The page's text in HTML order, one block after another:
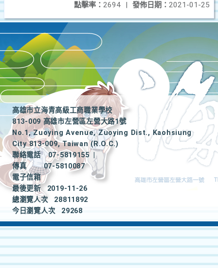
發佈日期： 2021-01-25
點擊率： 2694 |
高雄市立海青高級工商職業學校
813-009 高雄市左營區左營大路1號
No.1, Zuoying Avenue, Zuoying Dist., Kaohsiung
City 813-009, Taiwan (R.O.C.)
聯絡電話
07-5819155
|
傳真
07-5810087
電子信箱
最後更新
2019-11-26
總瀏覽人次
28811892
今日瀏覽人次
29268